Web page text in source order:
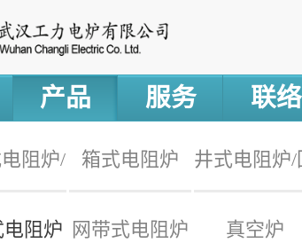
产品 服务 联络
阻炉/
车炉
箱式电阻炉 井式电阻炉/
火炉
阻炉 网带式电阻炉 真空炉